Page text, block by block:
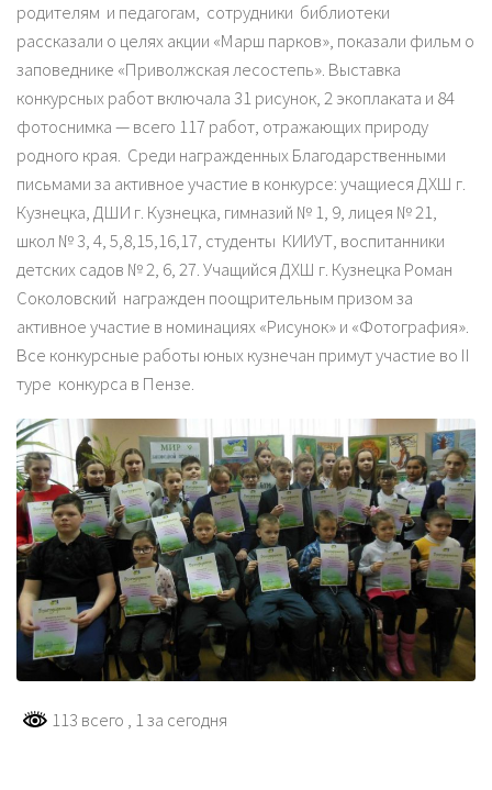
родителям и педагогам, сотрудники библиотеки
рассказали о целях акции «Марш парков», показали фильм о
заповеднике «Приволжская лесостепь». Выставка
конкурсных работ включала 31 рисунок, 2 экоплаката и 84
фотоснимка — всего 117 работ, отражающих природу
родного края. Среди награжденных Благодарственными
письмами за активное участие в конкурсе: учащиеся ДХШ г.
Кузнецка, ДШИ г. Кузнецка, гимназий № 1, 9, лицея № 21,
школ № 3, 4, 5,8,15,16,17, студенты КИИУТ, воспитанники
детских садов № 2, 6, 27. Учащийся ДХШ г. Кузнецка Роман
Соколовский награжден поощрительным призом за
активное участие в номинациях «Рисунок» и «Фотография».
Все конкурсные работы юных кузнечан примут участие во II
туре конкурса в Пензе.
113 всего , 1 за сегодня